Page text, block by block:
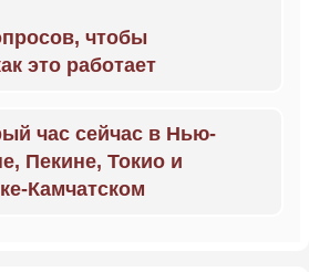
чтобы
это работает
час сейчас в Нью-
Пекине, Токио и
Камчатском